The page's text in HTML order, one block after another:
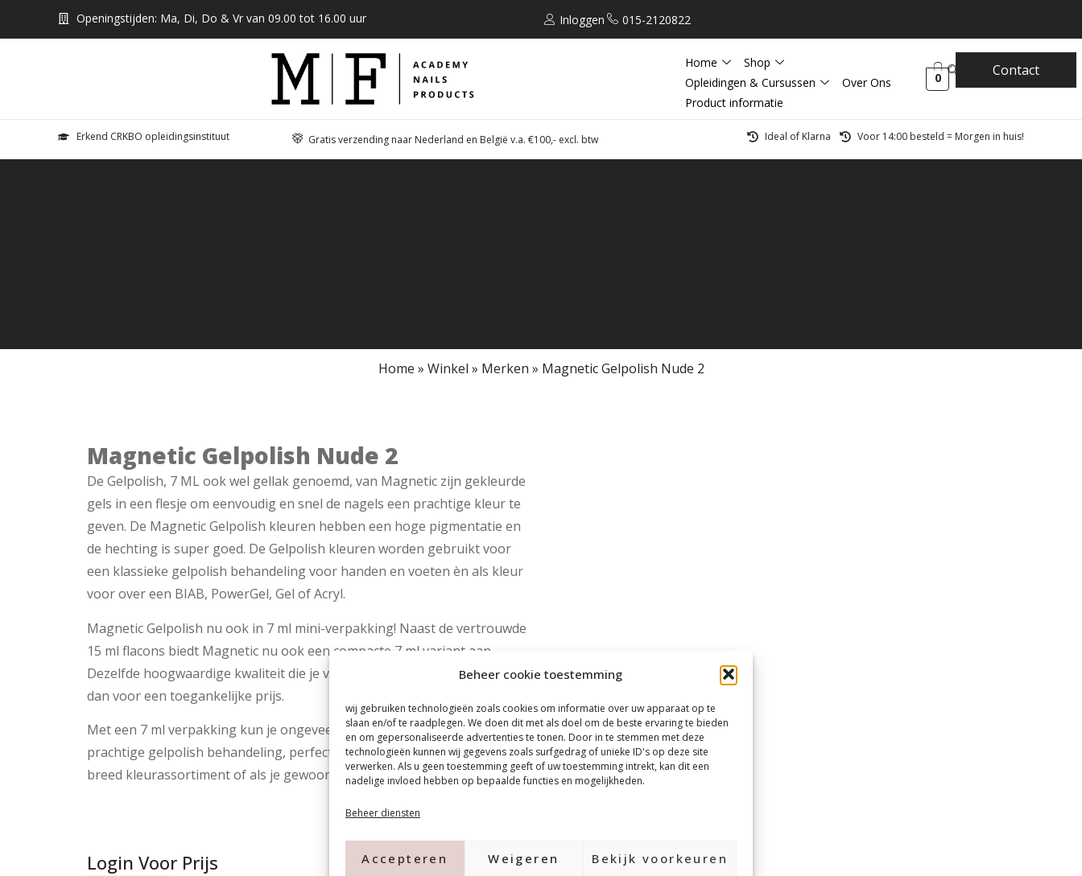
Beheer cookie toestemming
wij gebruiken technologieën zoals cookies om informatie over uw apparaat op te
slaan en/of te raadplegen. We doen dit met als doel om de beste ervaring te bieden
en om gepersonaliseerde advertenties te tonen. Door in te stemmen met deze
technologieën kunnen wij gegevens zoals surfgedrag of unieke ID's op deze site
verwerken. Als u geen toestemming geeft of uw toestemming intrekt, kan dit een
nadelige invloed hebben op bepaalde functies en mogelijkheden.
Beheer diensten
Accepteren Weigeren Bekijk voorkeuren
Openingstijden: Ma, Di, Do & Vr van 09.00 tot 16.00 uur Inloggen 015-2120822
Home
Shop
Opleidingen & Cursussen
Over Ons
Product informatie
0 Contact
Erkend CRKBO opleidingsinstituut Gratis verzending naar Nederland en België v.a. €100,- excl. btw Ideal of Klarna Voor 14:00 besteld = Morgen in huis!
Home » Winkel » Merken » Magnetic Gelpolish Nude 2
Magnetic Gelpolish Nude 2
De Gelpolish, 7 ML ook wel gellak genoemd, van Magnetic zijn gekleurde
gels in een flesje om eenvoudig en snel de nagels een prachtige kleur te
geven. De Magnetic Gelpolish kleuren hebben een hoge pigmentatie en
de hechting is super goed. De Gelpolish kleuren worden gebruikt voor
een klassieke gelpolish behandeling voor handen en voeten èn als kleur
voor over een BIAB, PowerGel, Gel of Acryl.
Magnetic Gelpolish nu ook in 7 ml mini-verpakking! Naast de vertrouwde
15 ml flacons biedt Magnetic nu ook een compacte 7 ml variant aan.
Dezelfde hoogwaardige kwaliteit die je van Magnetic gewend bent, maar
dan voor een toegankelijke prijs.
Met een 7 ml verpakking kun je ongeveer 10 personen voorzien van een
prachtige gelpolish behandeling, perfect voor starters, salons met een
breed kleurassortiment of als je gewoon een kleur eens wilt uitproberen.
Login Voor Prijs